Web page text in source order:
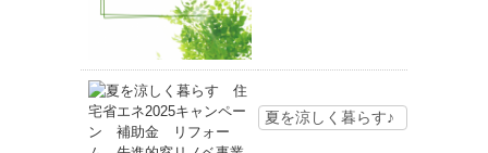
夏を涼しく暮らす♪